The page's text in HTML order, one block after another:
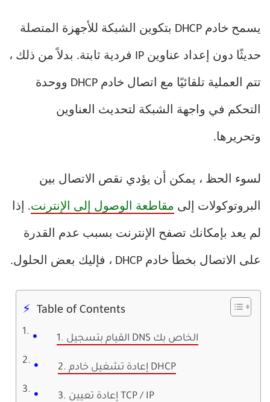
يسمح خادم DHCP بتكوين الشبكة للأجهزة المتصلة
حديثًا دون إعداد عناوين IP فردية ثابتة. بدلاً من ذلك ،
تتم العملية تلقائيًا مع اتصال خادم DHCP ووحدة
التحكم في واجهة الشبكة لتحديث العناوين
وتحريرها.
لسوء الحظ ، يمكن أن يؤدي نقص الاتصال بين
البروتوكولات إلى مقاطعة الوصول إلى الإنترنت. إذا
لم يعد بإمكانك تصفح الإنترنت بسبب عدم القدرة
على الاتصال بخطأ خادم DHCP ، فإليك بعض الحلول.
Table of Contents
1. القيام بتسجيل DNS الخاص بك
2. إعادة تشغيل خادم DHCP
3. إعادة تعيين TCP / IP